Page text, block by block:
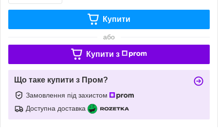
Купити
або
Купити з
Що таке купити з Пром?
Замовлення під захистом
Доступна доставка